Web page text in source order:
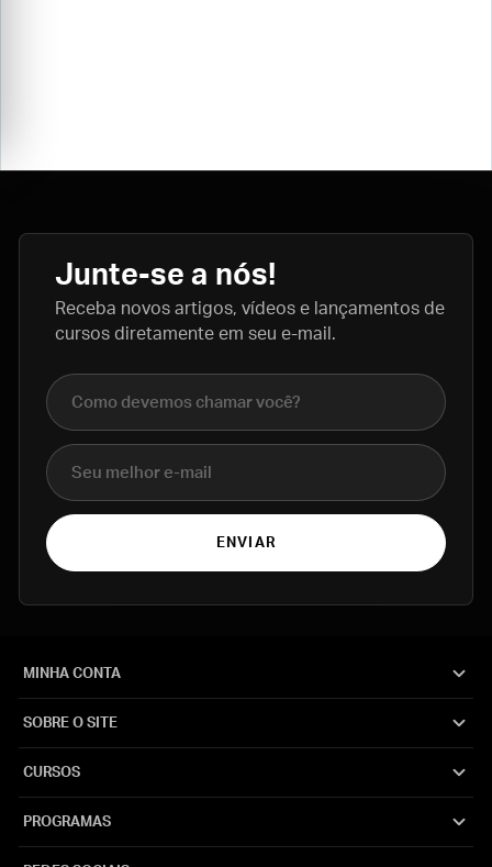
Junte-se a nós!
Receba novos artigos, vídeos e lançamentos de
cursos diretamente em seu e-mail.
Nome completo
E-mail
ENVIAR
MINHA CONTA
SOBRE O SITE
CURSOS
PROGRAMAS